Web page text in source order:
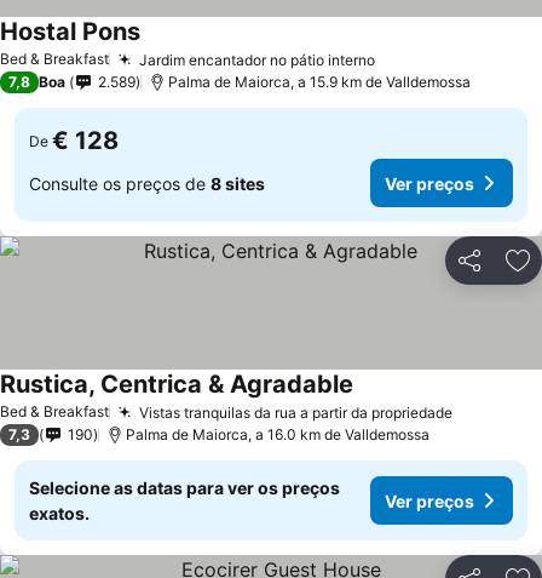
Bed & Breakfast Jardim encantador no pátio interno
Hostal Pons
7,8 Boa 2.589 Palma de Maiorca, a 15.9 km de Valldemossa
De € 128
Consulte os preços de 8 sites Ver preços
Partilhar
Bed & Breakfast Vistas tranquilas da rua a partir da propriedade
Rustica, Centrica & Agradable
7,3 190 Palma de Maiorca, a 16.0 km de Valldemossa
Selecione as datas para ver os preços
exatos.
Ver preços